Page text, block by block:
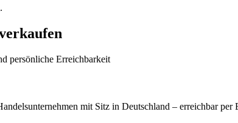
persönliche Erreichbarkeit
mit Sitz in Deutschland – erreichbar